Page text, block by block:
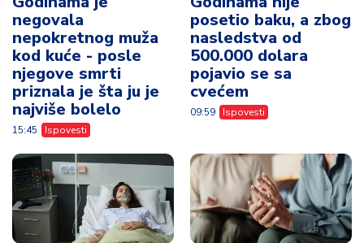
negovala
nepokretnog muža
kod kuće - posle
njegove smrti
priznala je šta ju je
najviše bolelo
15:45 Ispovesti
posetio baku, a zbog
nasledstva od
500.000 dolara
pojavio se sa
cvećem
09:59 Ispovesti